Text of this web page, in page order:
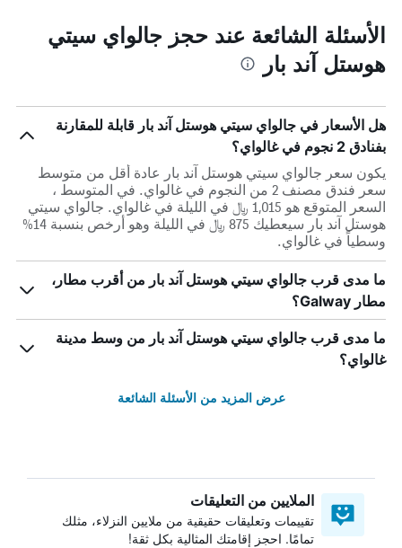
الأسئلة الشائعة عند حجز جالواي سيتي
هوستل آند بار
هل الأسعار في جالواي سيتي هوستل آند بار قابلة للمقارنة
بفنادق 2 نجوم في غالواي؟
يكون سعر جالواي سيتي هوستل آند بار عادة أقل من متوسط ​​
سعر فندق مصنف 2 من النجوم في غالواي. في المتوسط ،
السعر المتوقع هو 1,015 ﷼ في الليلة في غالواي. جالواي سيتي
هوستل آند بار سيعطيك 875 ﷼ في الليلة وهو أرخص بنسبة 14%
وسطياً في غالواي.
ما مدى قرب جالواي سيتي هوستل آند بار من أقرب مطار،
مطار Galway؟
ما مدى قرب جالواي سيتي هوستل آند بار من وسط مدينة
غالواي؟
عرض المزيد من الأسئلة الشائعة
الملايين من التعليقات
تقييمات وتعليقات حقيقية من ملايين النزلاء، مثلك
تمامًا. احجز إقامتك المثالية بكل ثقة!